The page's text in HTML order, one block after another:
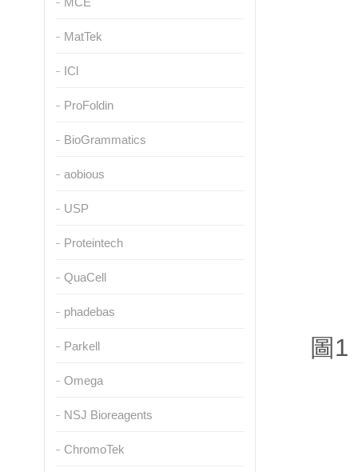
MatTek
ICl
ProFoldin
BioGrammatics
aobious
USP
Proteintech
QuaCell
phadebas
Parkell
Omega
NSJ Bioreagents
ChromoTek
圖1